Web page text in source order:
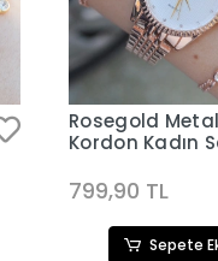
Rosegold Metal
Kordon Kadın
799,90 TL
Sepete